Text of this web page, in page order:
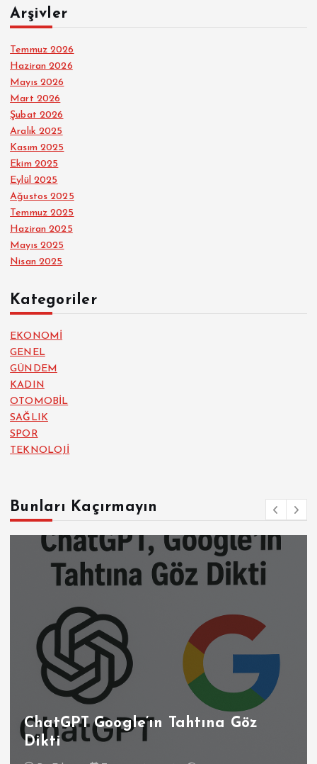
Arşivler
Temmuz 2026
Haziran 2026
Mayıs 2026
Mart 2026
Şubat 2026
Aralık 2025
Kasım 2025
Ekim 2025
Eylül 2025
Ağustos 2025
Temmuz 2025
Haziran 2025
Mayıs 2025
Nisan 2025
Kategoriler
EKONOMİ
GENEL
GÜNDEM
KADIN
OTOMOBİL
SAĞLIK
SPOR
TEKNOLOJİ
Bunları Kaçırmayın
ChatGPT Google’ın Tahtına Göz
Dikti